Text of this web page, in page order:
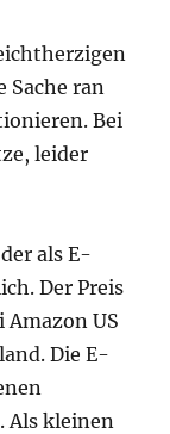
Sache ran
Bei
leider
als E-
Der Preis
US
Die E-
Als kleinen